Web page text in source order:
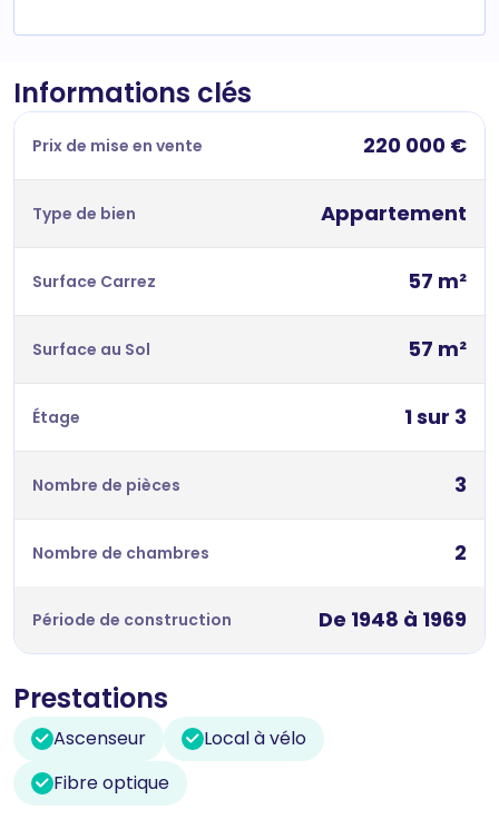
Informations clés
Prix de mise en vente 220 000 €
Type de bien Appartement
Surface Carrez 57 m²
Surface au Sol 57 m²
Étage 1 sur 3
Nombre de pièces 3
Nombre de chambres 2
Période de construction De 1948 à 1969
Prestations
Ascenseur
Local à vélo
Fibre optique